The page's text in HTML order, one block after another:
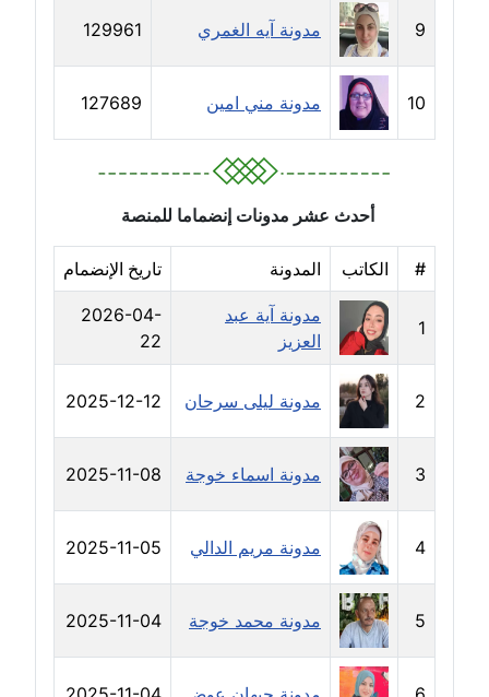
مدونة حنان طنطاوي
عاملة
مدونة حنين الفلسطينية
مدونة خالد الخطيب
مدونة خالد العامري
معلق
مدونة خالد دومه
عاملة
مدونة خالد صالح
عاملة
مدونة خالد عويس
عاملة
مدونة خالد منير
عاملة
مدونة خليل السيد
9 مدونة آيه الغمري 129961
10 مدونة مني امين 127689
أحدث عشر مدونات إنضماما للمنصة
# الكاتب المدونة تاريخ الإنضمام
1
مدونة آية عبد
العزيز
2026-04-
22
2 مدونة ليلى سرحان 2025-12-12
3 مدونة اسماء خوجة 2025-11-08
4 مدونة مريم الدالي 2025-11-05
5 مدونة محمد خوجة 2025-11-04